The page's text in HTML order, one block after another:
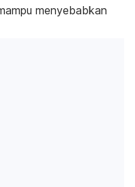
menyebabkan